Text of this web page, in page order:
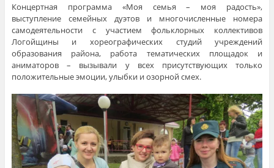
Концертная программа «Моя семья – моя радость»,
выступление семейных дуэтов и многочисленные номера
самодеятельности с участием фольклорных коллективов
Логойщины и хореографических студий учреждений
образования района, работа тематических площадок и
аниматоров – вызывали у всех присутствующих только
положительные эмоции, улыбки и озорной смех.